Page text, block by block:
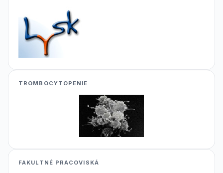
TROMBOCYTOPENIE
FAKULTNÉ PRACOVISKÁ